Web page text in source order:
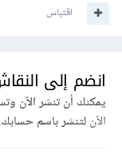
اقتباس
انضم إلى
يمكنك أن تنشر الآن
الآنلتنشر باسم حسابك.